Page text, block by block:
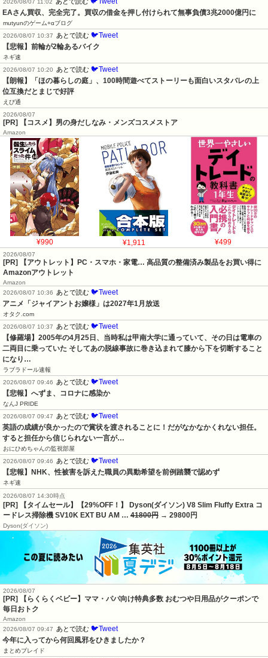
2026/08/07 11:02
EAさん買収、完全完了。買収の借金を押し付けられて無事負債3兆2000億円に
mutyunのゲーム+αブログ
2026/08/07 10:37
あとで読む 🐦Tweet
【悲報】前輪が2輪あるバイク
ネギ速
2026/08/07 10:20
あとで読む 🐦Tweet
【朗報】「ほの暮らしの庭」、100時間遊べてストーリーも面白いスタバレの上
位互換だとまじで好評
えび通
2026/08/07
[PR] 【コスメ】男の身だしなみ・メンズコスメストア
Amazon
¥990 ¥1,911 ¥499
2026/08/07
[PR] 【アウトレット】PC・スマホ・家電… 高品質の整備済み製品をお買い得に
Amazonアウトレット
Amazon
2026/08/07 10:36
あとで読む 🐦Tweet
アニメ「ジャイアントお嬢様」は2027年1月放送
オタク.com
2026/08/07 10:37
あとで読む 🐦Tweet
【修羅場】2005年の4月25日、当時私は甲南大学に通っていて、その日は電車の
二両目に乗っていた そしてあの脱線事故に巻き込まれて膝から下を切断すること
になり…
ラブラドール速報
2026/08/07 09:46
あとで読む 🐦Tweet
【悲報】へずま、コロナに感染か
なんJ PRIDE
2026/08/07 09:47
あとで読む 🐦Tweet
英語の成績が良かったので賞状を渡されることに！だがなかなかくれない担任。
すると担任から信じられない一言が…
おにひめちゃんの監視部屋
2026/08/07 09:46
あとで読む 🐦Tweet
【悲報】NHK、性被害を訴えた職員の異動希望を前例踏襲で認めず
ネギ速
2026/08/07 14:30時点
[PR] 【タイムセール】【29%OFF！】 Dyson(ダイソン) V8 Slim Fluffy Extra コ
ードレス掃除機 SV10K EXT BU AM … 41800円 → 29800円
Dyson(ダイソン)
2026/08/07
[PR] 【らくらくベビー】ママ・パパ向け特典多数 おむつや日用品がクーポンで
毎日おトク
Amazon
2026/08/07 09:47
あとで読む 🐦Tweet
今年に入ってから何回風邪をひきましたか？
まとめブレイド